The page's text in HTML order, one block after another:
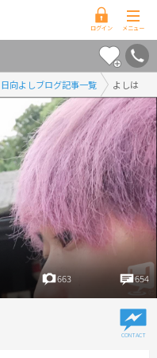
日向よしブログ記事一覧 よしは
663 654